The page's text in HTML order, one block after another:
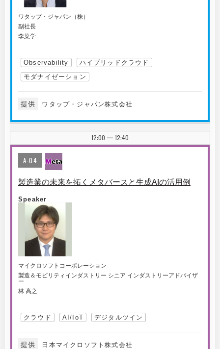
ワタップ・ジャパン（株）
副社長
李菜学
Observability
ハイブリッドクラウド
モダナイゼーション
提供 ワタップ・ジャパン株式会社
12:00 | 12:40
A-04
製造業の未来を拓くメタバースと生成AIの活用例
Speaker
マイクロソフトコーポレーション
製造＆モビリティインダストリー シニア インダストリーアドバイザ
ー
林 高之
クラウド AI/IoT デジタルツイン
提供 日本マイクロソフト株式会社